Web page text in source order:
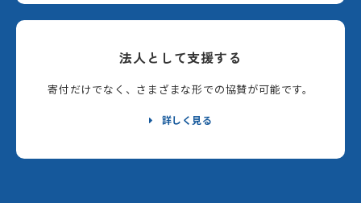
法人として支援する
寄付だけでなく、さまざまな形での協賛が可能です。
詳しく見る